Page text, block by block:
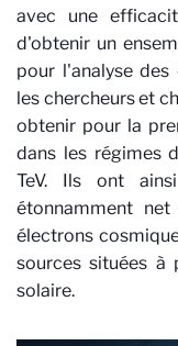
avec une
d'obtenir un
pour l'analyse des
les chercheurs et
obtenir pour la
dans les régimes
TeV. Ils ont
étonnamment
électrons
sources situées à
solaire.